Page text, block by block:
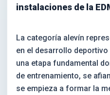
instalaciones de la
La categoría alevín
en el desarrollo
una etapa fundamental
de entrenamiento, se
se empieza a formar la